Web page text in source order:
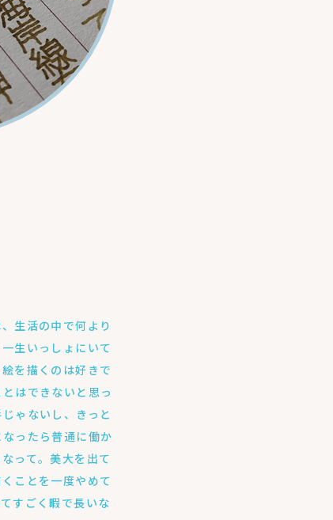
生活の中で何より
生いっしょにいて
を描くのは好きで
はできないと思っ
ゃないし、きっと
ったら普通に働か
って。美大を出て
ことを一度やめて
すごく暇で長いな